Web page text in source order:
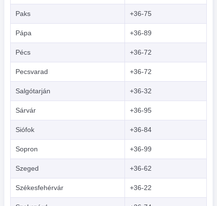
Paks +36-75
Pápa +36-89
Pécs +36-72
Pecsvarad +36-72
Salgótarján +36-32
Sárvár +36-95
Siófok +36-84
Sopron +36-99
Szeged +36-62
Székesfehérvár +36-22